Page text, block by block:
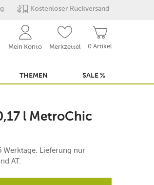
Kostenloser Rückversand
0 Artikel
Mein Konto Merkzettel
THEMEN SALE %
l MetroChic
Werktage. Lieferung nur
AT.